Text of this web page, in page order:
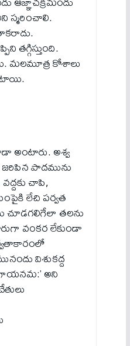
స్మరించాలి.
తగ్గిస్తుంది.
మలమూత్ర కోశాలు
అంటారు. అశ్వ
పాదమును
చాపి,
లేచి పర్వత
చూడగలిగేలా తలను
వంకర లేకుండా
విశుకద్ద
అని